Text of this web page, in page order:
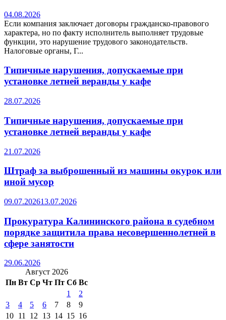
04.08.2026
Если компания заключает договоры гражданско-правового
характера, но по факту исполнитель выполняет трудовые
функции, это нарушение трудового законодательств.
Налоговые органы, Г...
Типичные нарушения, допускаемые при
установке летней веранды у кафе
28.07.2026
Типичные нарушения, допускаемые при
установке летней веранды у кафе
21.07.2026
Штраф за выброшенный из машины окурок или
иной мусор
09.07.202613.07.2026
Прокуратура Калининского района в судебном
порядке защитила права несовершеннолетней в
сфере занятости
29.06.2026
Август 2026
Пн Вт Ср Чт Пт Сб Вс
1
2
3
4 5 6 7 8
9
10 11 12 13 14 15 16